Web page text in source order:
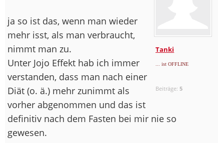
Tanki
... ist OFFLINE
Beiträge:5
ja so ist das, wenn man wieder
mehr isst, als man verbraucht,
nimmt man zu.
Unter Jojo Effekt hab ich immer
verstanden, dass man nach einer
Diät (o. ä.) mehr zunimmt als
vorher abgenommen und das ist
definitiv nach dem Fasten bei mir nie so
gewesen.